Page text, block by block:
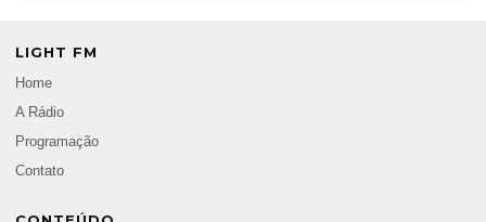
LIGHT FM
Home
A Rádio
Programação
Contato